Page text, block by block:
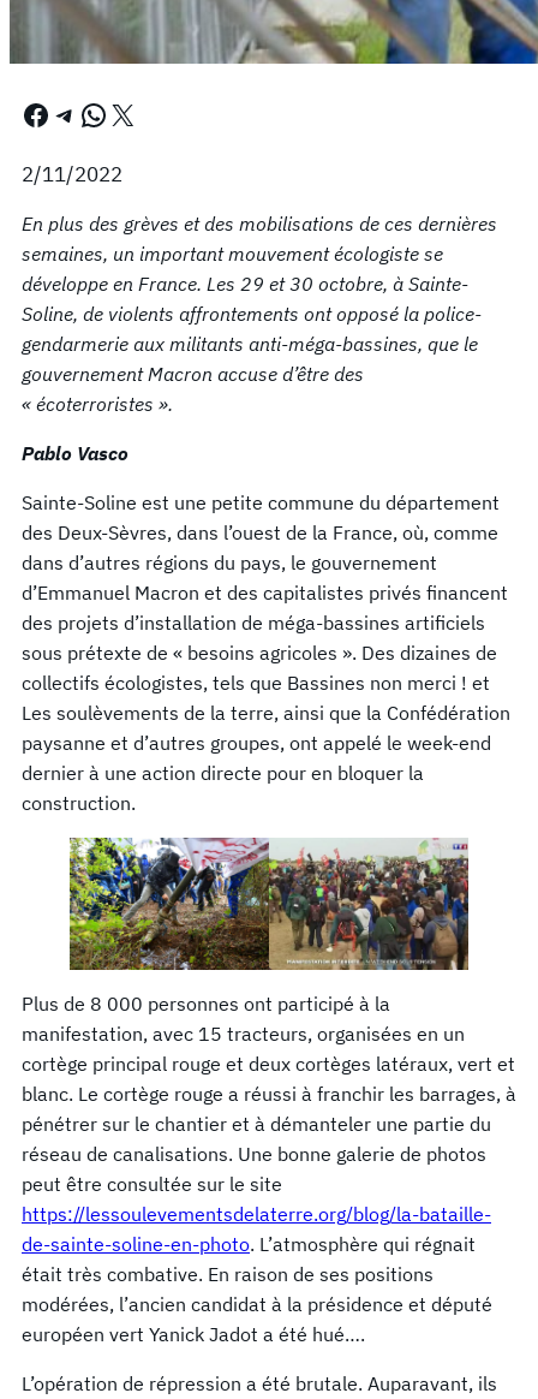
Facebook Telegram WhatsApp X
2/11/2022
En plus des grèves et des mobilisations de ces dernières
semaines, un important mouvement écologiste se
développe en France. Les 29 et 30 octobre, à Sainte-
Soline, de violents affrontements ont opposé la police-
gendarmerie aux militants anti-méga-bassines, que le
gouvernement Macron accuse d’être des
« écoterroristes ».
Pablo Vasco
Sainte-Soline est une petite commune du département
des Deux-Sèvres, dans l’ouest de la France, où, comme
dans d’autres régions du pays, le gouvernement
d’Emmanuel Macron et des capitalistes privés financent
des projets d’installation de méga-bassines artificiels
sous prétexte de « besoins agricoles ». Des dizaines de
collectifs écologistes, tels que Bassines non merci ! et
Les soulèvements de la terre, ainsi que la Confédération
paysanne et d’autres groupes, ont appelé le week-end
dernier à une action directe pour en bloquer la
construction.
Plus de 8 000 personnes ont participé à la
manifestation, avec 15 tracteurs, organisées en un
cortège principal rouge et deux cortèges latéraux, vert et
blanc. Le cortège rouge a réussi à franchir les barrages, à
pénétrer sur le chantier et à démanteler une partie du
réseau de canalisations. Une bonne galerie de photos
peut être consultée sur le site
https://lessoulevementsdelaterre.org/blog/la-bataille-
de-sainte-soline-en-photo. L’atmosphère qui régnait
était très combative. En raison de ses positions
modérées, l’ancien candidat à la présidence et député
européen vert Yanick Jadot a été hué….
L’opération de répression a été brutale. Auparavant, ils